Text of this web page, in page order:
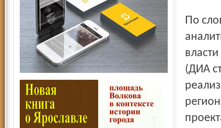
По словам директора департамента информационно-
(ДИА